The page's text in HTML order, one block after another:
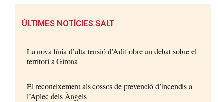
ÚLTIMES NOTÍCIES SALT
La nova línia d’alta tensió d’Adif obre un debat sobre el
territori a Girona
El reconeixement als cossos de prevenció d’incendis a
l’Aplec dels Àngels